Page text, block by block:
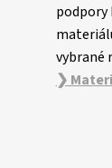
podpory
vybrané
❯